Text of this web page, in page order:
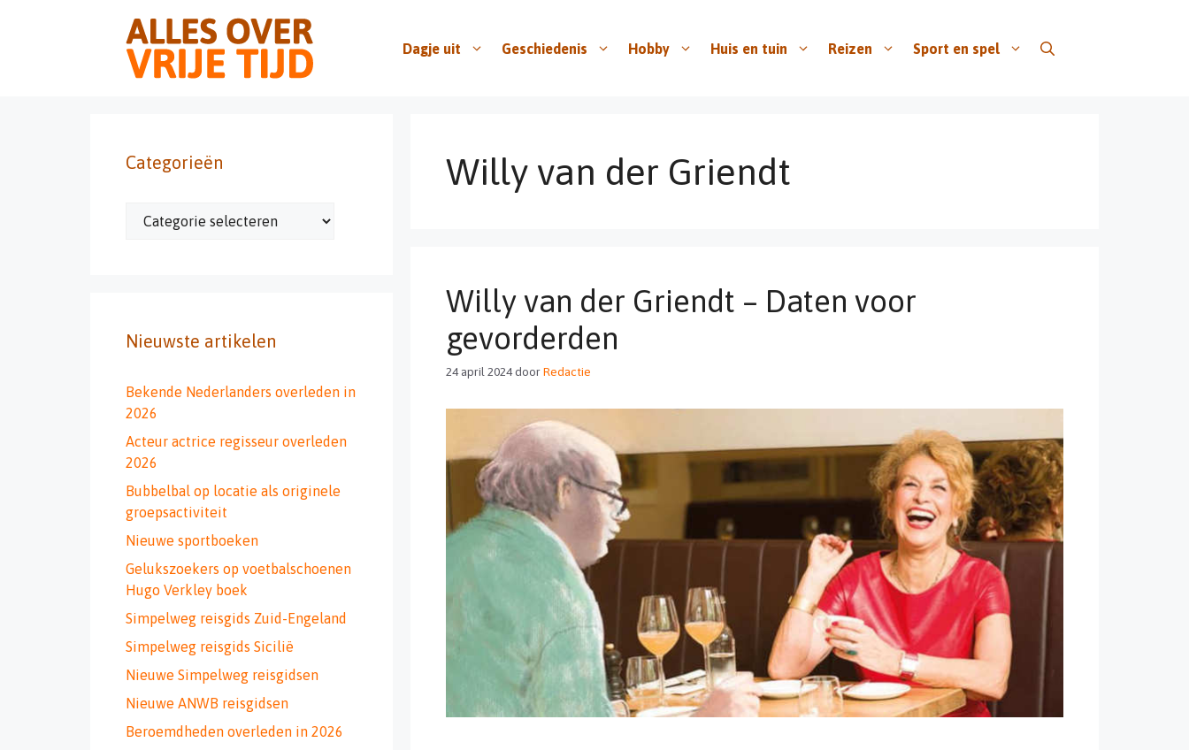
Dagje uit Geschiedenis Hobby Huis en tuin Reizen Sport en spel
Willy van der Griendt
Willy van der Griendt – Daten voor
gevorderden
24 april 2024doorRedactie
Categorieën
Categorieën
Nieuwste artikelen
Bekende Nederlanders overleden in
2026
Acteur actrice regisseur overleden
2026
Bubbelbal op locatie als originele
groepsactiviteit
Nieuwe sportboeken
Gelukszoekers op voetbalschoenen
Hugo Verkley boek
Simpelweg reisgids Zuid-Engeland
Simpelweg reisgids Sicilië
Nieuwe Simpelweg reisgidsen
Nieuwe ANWB reisgidsen
Beroemdheden overleden in 2026